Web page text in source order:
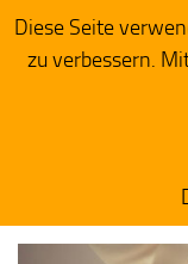
Zum Inhalt
Herzensacker
Diese Seite
zu verbessern.